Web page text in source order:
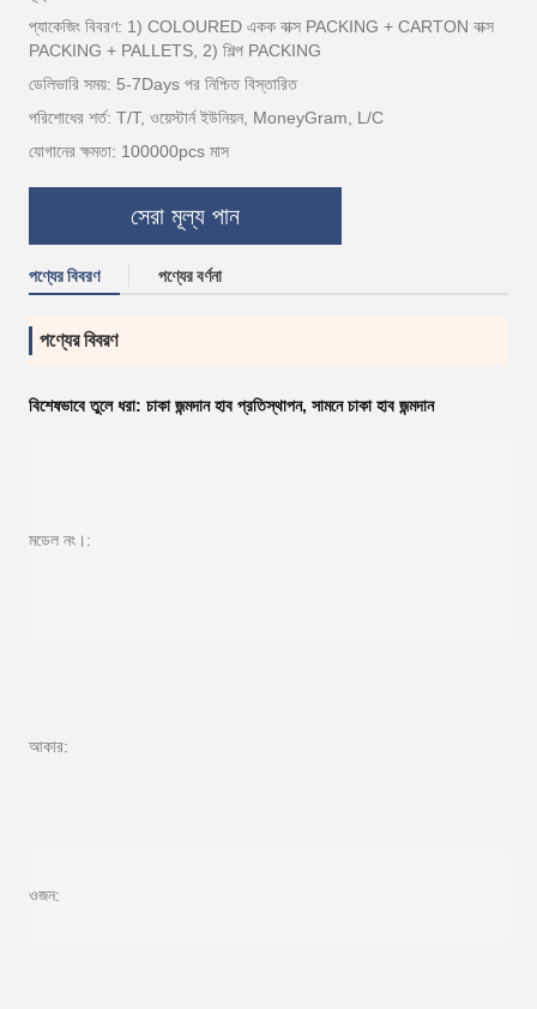
প্যাকেজিং বিবরণ: 1) COLOURED একক বাক্স PACKING + CARTON বাক্স
PACKING + PALLETS, 2) শিল্প PACKING
ডেলিভারি সময়: 5-7Days পর নিশ্চিত বিস্তারিত
পরিশোধের শর্ত: T/T, ওয়েস্টার্ন ইউনিয়ন, MoneyGram, L/C
যোগানের ক্ষমতা: 100000pcs মাস
সেরা মূল্য পান
পণ্যের বিবরণ পণ্যের বর্ণনা
পণ্যের বিবরণ
বিশেষভাবে তুলে ধরা: চাকা জন্মদান হাব প্রতিস্থাপন, সামনে চাকা হাব জন্মদান
মডেল নং।:
আকার:
ওজন: